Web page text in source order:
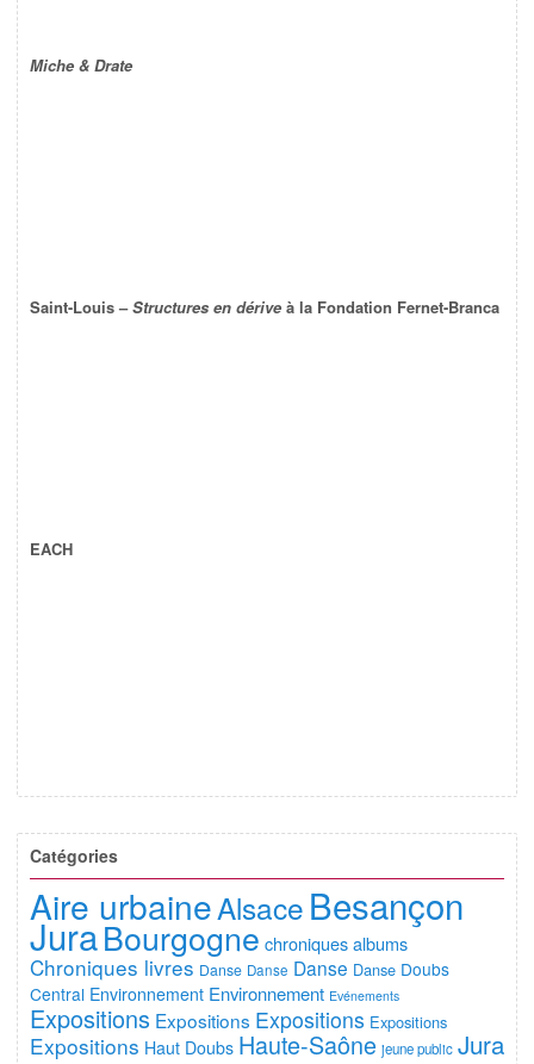
Miche & Drate
Saint-Louis –Structures en dérive à la Fondation Fernet-Branca
EACH
Catégories
Aire urbaineAlsace Besançon
JuraBourgogne chroniques albums
Chroniques livres Danse Danse Danse Danse Doubs
Central Environnement Environnement Evénements
Expositions Expositions Expositions Expositions
Expositions Haut Doubs Haute-Saône jeune public Jura